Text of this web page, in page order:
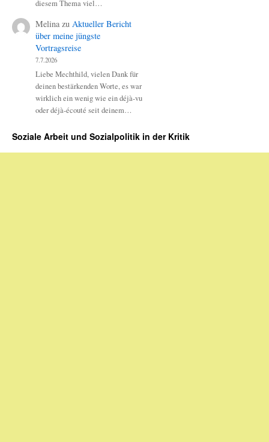
diesem Thema viel…
Melina zu Aktueller Bericht
über meine jüngste
Vortragsreise
7.7.2026
Liebe Mechthild, vielen Dank für
deinen bestärkenden Worte, es war
wirklich ein wenig wie ein déjà-vu
oder déjà-écouté seit deinem…
Soziale Arbeit und Sozialpolitik in der Kritik